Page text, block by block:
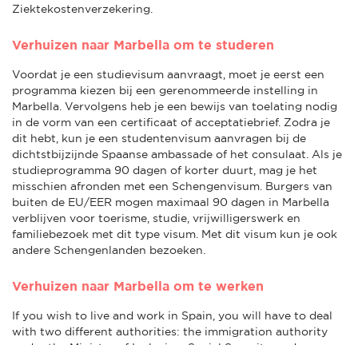
Ziektekostenverzekering.
Verhuizen naar Marbella om te studeren
Voordat je een studievisum aanvraagt, moet je eerst een
programma kiezen bij een gerenommeerde instelling in
Marbella. Vervolgens heb je een bewijs van toelating nodig
in de vorm van een certificaat of acceptatiebrief. Zodra je
dit hebt, kun je een studentenvisum aanvragen bij de
dichtstbijzijnde Spaanse ambassade of het consulaat. Als je
studieprogramma 90 dagen of korter duurt, mag je het
misschien afronden met een Schengenvisum. Burgers van
buiten de EU/EER mogen maximaal 90 dagen in Marbella
verblijven voor toerisme, studie, vrijwilligerswerk en
familiebezoek met dit type visum. Met dit visum kun je ook
andere Schengenlanden bezoeken.
Verhuizen naar Marbella om te werken
If you wish to live and work in Spain, you will have to deal
with two different authorities: the immigration authority